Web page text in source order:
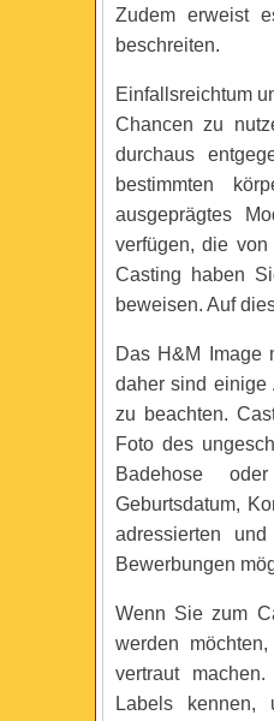
Zudem erweist
beschreiten.
Einfallsreichtum
Chancen zu
durchaus
bestimmten
ausgeprägtes
verfügen, die
Casting haben
beweisen. Auf
Das H&M Image
daher sind einige
zu beachten.
Foto des
Badehose
Geburtsdatum,
adressierten
Bewerbungen
Wenn Sie zum
werden
vertraut
Labels